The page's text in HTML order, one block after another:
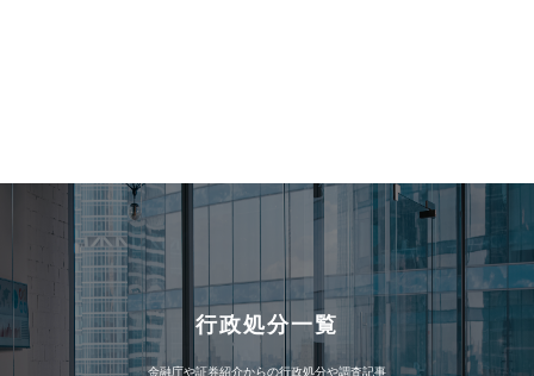
行政処分一覧
金融庁や証券紹介からの行政処分や調査記事